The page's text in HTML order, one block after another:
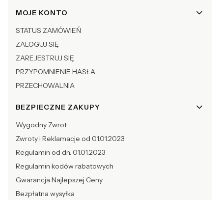
Linki w stopce
MOJE KONTO
STATUS ZAMÓWIEŃ
ZALOGUJ SIĘ
ZAREJESTRUJ SIĘ
PRZYPOMNIENIE HASŁA
PRZECHOWALNIA
BEZPIECZNE ZAKUPY
Wygodny Zwrot
Zwroty i Reklamacje od 01.01.2023
Regulamin od dn. 01.01.2023
Regulamin kodów rabatowych
Gwarancja Najlepszej Ceny
Bezpłatna wysyłka